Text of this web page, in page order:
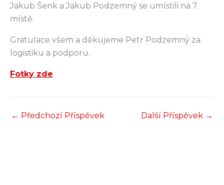
Jakub Šenk a Jakub Podzemný se umístili na 7.
místě.
Gratulace všem a děkujeme Petr Podzemný za
logistiku a podporu.
Fotky zde.
← Předchozí Příspěvek Další Příspěvek →